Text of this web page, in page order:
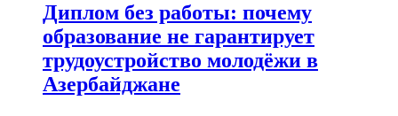
Диплом без работы: почему
образование не гарантирует
трудоустройство молодёжи в
Азербайджане